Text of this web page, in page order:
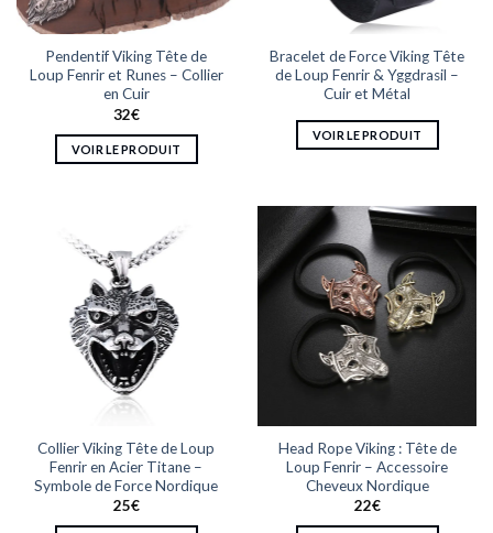
sur
la
page
du
produit
la
du
produit
Pendentif Viking Tête de
Loup Fenrir et Runes – Collier
en Cuir
32€
VOIR LE PRODUIT
plusieurs
variations.
Les
options
peuvent
être
choisies
sur
page
du
produit
Bracelet de Force Viking Tête
de Loup Fenrir & Yggdrasil –
Cuir et Métal
VOIR LE PRODUIT
Collier Viking Tête de Loup
Fenrir en Acier Titane –
Symbole de Force Nordique
25€
Head Rope Viking : Tête de
Loup Fenrir – Accessoire
Cheveux Nordique
22€